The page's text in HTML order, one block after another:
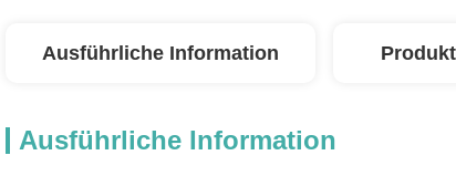
Ausführliche Information
Ausführliche Information